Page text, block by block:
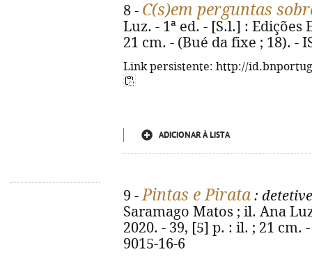
8 - C(s)em perguntas
Luz. - 1ª ed. - [S.l.] : Edições
21 cm. - (Bué da fixe ; 18). -
Link persistente: http://
ADICIONAR À LISTA
9 -Pintas e Pirata :
Saramago Matos ; il. Ana
2020. - 39, [5] p. : il. ; 21 cm.
9015-16-6